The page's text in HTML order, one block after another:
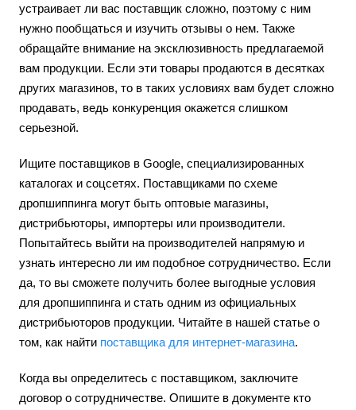
устраивает ли вас поставщик сложно, поэтому с ним
нужно пообщаться и изучить отзывы о нем. Также
обращайте внимание на эксклюзивность предлагаемой
вам продукции. Если эти товары продаются в десятках
других магазинов, то в таких условиях вам будет сложно
продавать, ведь конкуренция окажется слишком
серьезной.
Ищите поставщиков в Google, специализированных
каталогах и соцсетях. Поставщиками по схеме
дропшиппинга могут быть оптовые магазины,
дистрибьюторы, импортеры или производители.
Попытайтесь выйти на производителей напрямую и
узнать интересно ли им подобное сотрудничество. Если
да, то вы сможете получить более выгодные условия
для дропшиппинга и стать одним из официальных
дистрибьюторов продукции. Читайте в нашей статье о
том, как найти поставщика для интернет-магазина.
Когда вы определитесь с поставщиком, заключите
договор о сотрудничестве. Опишите в документе кто